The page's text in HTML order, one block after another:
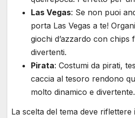
Las Vegas: Se non puoi
porta Las Vegas a te!
giochi d’azzardo con chips
divertenti.
Pirata: Costumi da pirati,
caccia al tesoro rendono
molto dinamico e divertente.
La scelta del tema deve riflettere